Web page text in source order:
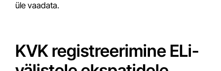
üle vaadata.
KVK registreerimine ELi-